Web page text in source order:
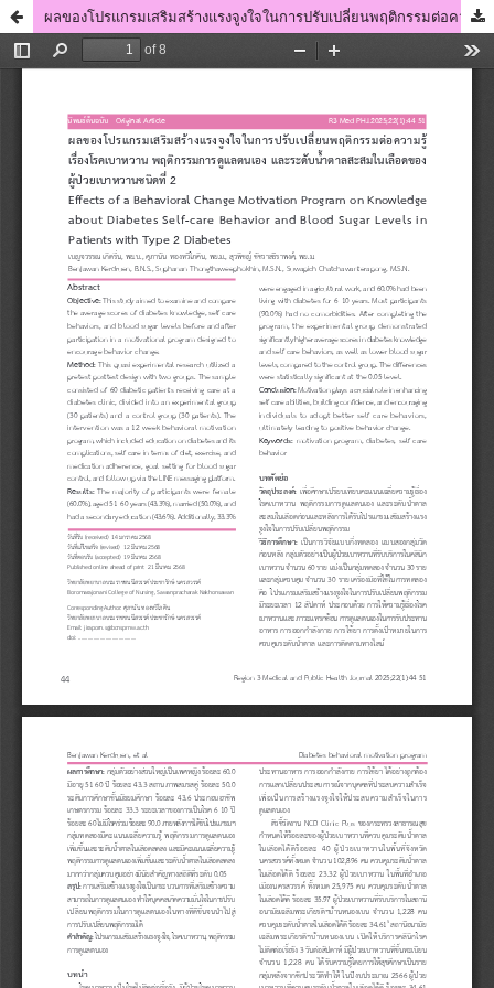
ผลของโปรแกรมเสริมสร้างแรงจูงใจในการปรับเปลี่ยนพฤติกรรมต่อความรู้เรื่องโรคเบาหวาน พฤติกรรมการดูแลตนเอง และระดับน้ำตาลสะสมในเลือดของผู้ป่วยเบาหวานชนิดที่ 2